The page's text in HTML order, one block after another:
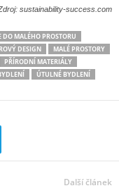
sustainability-success.com
DO MALÉHO PROSTORU
DESIGN
MALÉ PROSTORY
PŘÍRODNÍ MATERIÁLY
ÚTULNÉ BYDLENÍ
Další článek